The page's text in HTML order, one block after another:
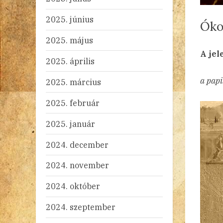
By
A
a
2025. június
2025. május
2025. április
2025. március
2025. február
2025. január
2024. december
2024. november
2024. október
2024. szeptember